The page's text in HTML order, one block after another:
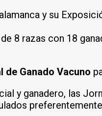
y su
8 razas con 18
de Ganado Vacuno
y ganadero, las